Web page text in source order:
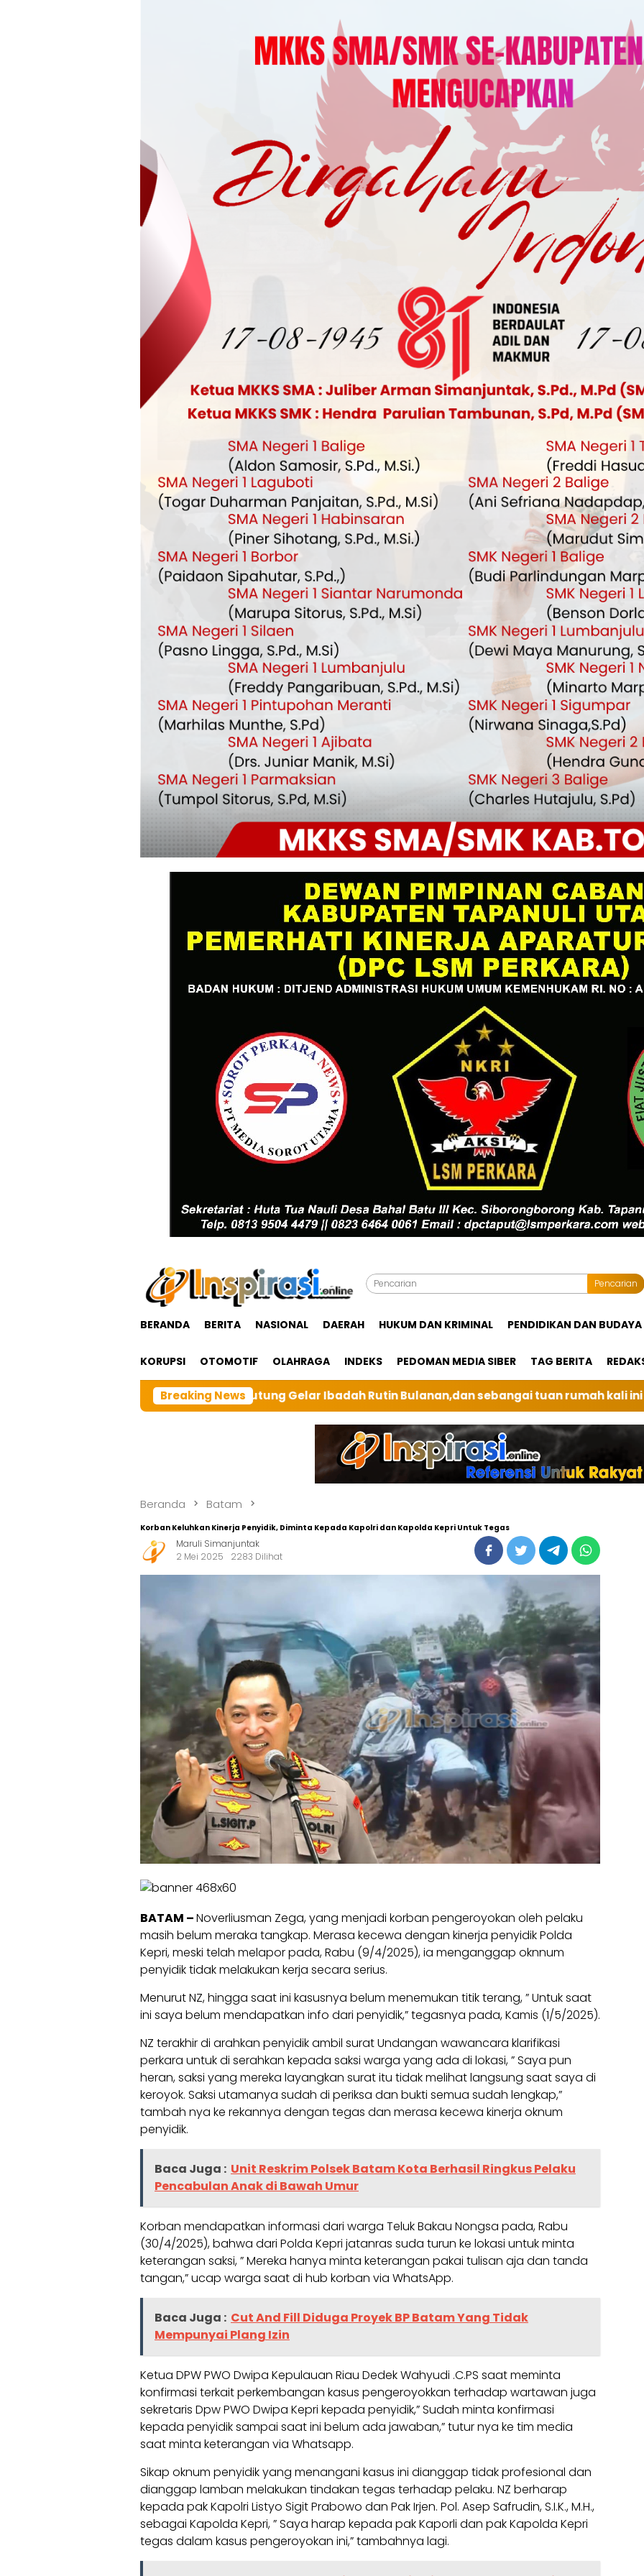
Pencarian
BERANDA BERITA NASIONAL DAERAH HUKUM DAN KRIMINAL PENDIDIKAN DAN BUDAYA
KORUPSI OTOMOTIF OLAHRAGA INDEKS PEDOMAN MEDIA SIBER TAG BERITA
Breaking News
Gelar Ibadah Rutin Bulanan,dan sebangai tuan rumah kali ini BRI Unit Silindung Tarutung
Beranda Batam
Korban Keluhkan Kinerja Penyidik, Diminta Kepada Kapolri dan Kapolda Kepri Untuk Tegas
Maruli Simanjuntak
2 Mei 2025
2283 Dilihat
BATAM –Noverliusman Zega, yang menjadi korban pengeroyokan oleh pelaku
masih belum meraka tangkap. Merasa kecewa dengan kinerja penyidik Polda
Kepri, meski telah melapor pada, Rabu (9/4/2025), ia menganggap oknnum
penyidik tidak melakukan kerja secara serius.
Menurut NZ, hingga saat ini kasusnya belum menemukan titik terang, ” Untuk saat
ini saya belum mendapatkan info dari penyidik,” tegasnya pada, Kamis (1/5/2025).
NZ terakhir di arahkan penyidik ambil surat Undangan wawancara klarifikasi
perkara untuk di serahkan kepada saksi warga yang ada di lokasi, ” Saya pun
heran, saksi yang mereka layangkan surat itu tidak melihat langsung saat saya di
keroyok. Saksi utamanya sudah di periksa dan bukti semua sudah lengkap,”
tambah nya ke rekannya dengan tegas dan merasa kecewa kinerja oknum
penyidik.
Baca Juga : Unit Reskrim Polsek Batam Kota Berhasil Ringkus Pelaku
Pencabulan Anak di Bawah Umur
Korban mendapatkan informasi dari warga Teluk Bakau Nongsa pada, Rabu
(30/4/2025), bahwa dari Polda Kepri jatanras suda turun ke lokasi untuk minta
keterangan saksi, ” Mereka hanya minta keterangan pakai tulisan aja dan tanda
tangan,” ucap warga saat di hub korban via WhatsApp.
Baca Juga : Cut And Fill Diduga Proyek BP Batam Yang Tidak
Mempunyai Plang Izin
Ketua DPW PWO Dwipa Kepulauan Riau Dedek Wahyudi .C.PS saat meminta
konfirmasi terkait perkembangan kasus pengeroyokkan terhadap wartawan juga
sekretaris Dpw PWO Dwipa Kepri kepada penyidik,” Sudah minta konfirmasi
kepada penyidik sampai saat ini belum ada jawaban,” tutur nya ke tim media
saat minta keterangan via Whatsapp.
Sikap oknum penyidik yang menangani kasus ini dianggap tidak profesional dan
dianggap lamban melakukan tindakan tegas terhadap pelaku. NZ berharap
kepada pak Kapolri Listyo Sigit Prabowo dan Pak Irjen. Pol. Asep Safrudin, S.I.K., M.H.,
sebagai Kapolda Kepri, ” Saya harap kepada pak Kaporli dan pak Kapolda Kepri
tegas dalam kasus pengeroyokan ini,” tambahnya lagi.